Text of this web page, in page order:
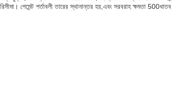
পেমেন্ট শর্তাবলী তারের স্থানান্তর হয়,এবং সরবরাহ ক্ষমতা 500ধাতব